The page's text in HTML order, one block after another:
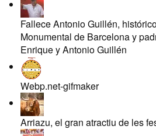
Fallece Antonio Guillén,
Monumental de Barcelona y
Enrique y Antonio Guillén
Webp.net-gifmaker
Arriazu, el gran atractiu de les